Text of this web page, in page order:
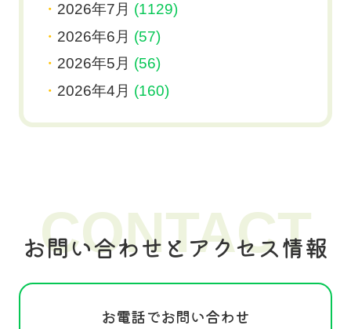
2026年7月 (1129)
2026年6月 (57)
2026年5月 (56)
2026年4月 (160)
お問い合わせとアクセス情報
CONTACT
お電話でお問い合わせ